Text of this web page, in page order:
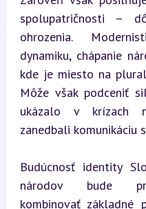
spolupatričnosti –
ohrozenia.
dynamiku, chápanie
kde je miesto na
Môže však podceniť
ukázalo v krízach
zanedbali komunikáciu
Budúcnosť identity
národov bude
kombinovať